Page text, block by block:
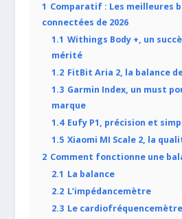
1 Comparatif : Les meilleures
connectées de 2026
1.1 Withings Body +, un
mérité
1.2 FitBit Aria 2, la balance
1.3 Garmin Index, un must
marque
1.4 Eufy P1, précision et
1.5 Xiaomi MI Scale 2, la
2 Comment fonctionne une
2.1 La balance
2.2 L’impédancemètre
2.3 Le cardiofréquencemètre